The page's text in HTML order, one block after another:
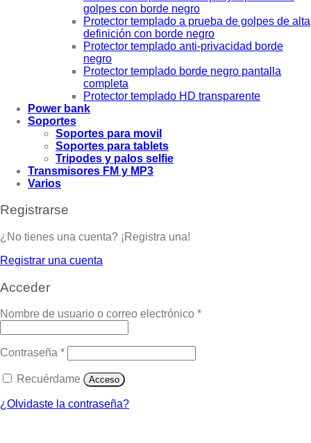
golpes con borde negro
Protector templado a prueba de golpes de alta
definición con borde negro
Protector templado anti-privacidad borde
negro
Protector templado borde negro pantalla
completa
Protector templado HD transparente
Power bank
Soportes
Soportes para movil
Soportes para tablets
Tripodes y palos selfie
Transmisores FM y MP3
Varios
Registrarse
¿No tienes una cuenta? ¡Registra una!
Registrar una cuenta
Acceder
Nombre de usuario o correo electrónico *
Contraseña *
Recuérdame Acceso
¿Olvidaste la contraseña?